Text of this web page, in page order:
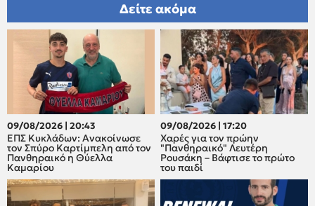
Δείτε ακόμα
09/08/2026 | 20:43
ΕΠΣ Κυκλάδων: Ανακοίνωσε
τον Σπύρο Καρτίμπελη από τον
Πανθηραικό η Θύελλα
Καμαρίου
09/08/2026 | 17:20
Xαρές για τον πρώην
"Πανθηραικό" Λευτέρη
Ρουσάκη – Βάφτισε το πρώτο
του παιδί